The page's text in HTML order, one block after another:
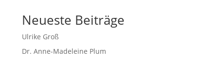
Neueste Beiträge
Ulrike Groß
Dr. Anne-Madeleine Plum